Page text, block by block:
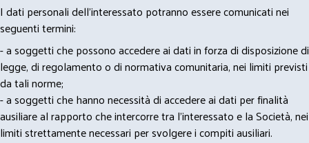
I dati personali dell’interessato potranno essere comunicati nei
seguenti termini:
- a soggetti che possono accedere ai dati in forza di disposizione di
legge, di regolamento o di normativa comunitaria, nei limiti previsti
da tali norme;
- a soggetti che hanno necessità di accedere ai dati per finalità
ausiliare al rapporto che intercorre tra l’interessato e la Società, nei
limiti strettamente necessari per svolgere i compiti ausiliari.